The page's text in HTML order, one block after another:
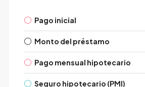
Pago inicial
Monto del préstamo
Pago mensual hipotecario
Seguro hipotecario (PMI)